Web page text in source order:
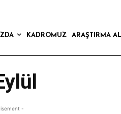
KADROMUZ ARAŞTIRMA
-